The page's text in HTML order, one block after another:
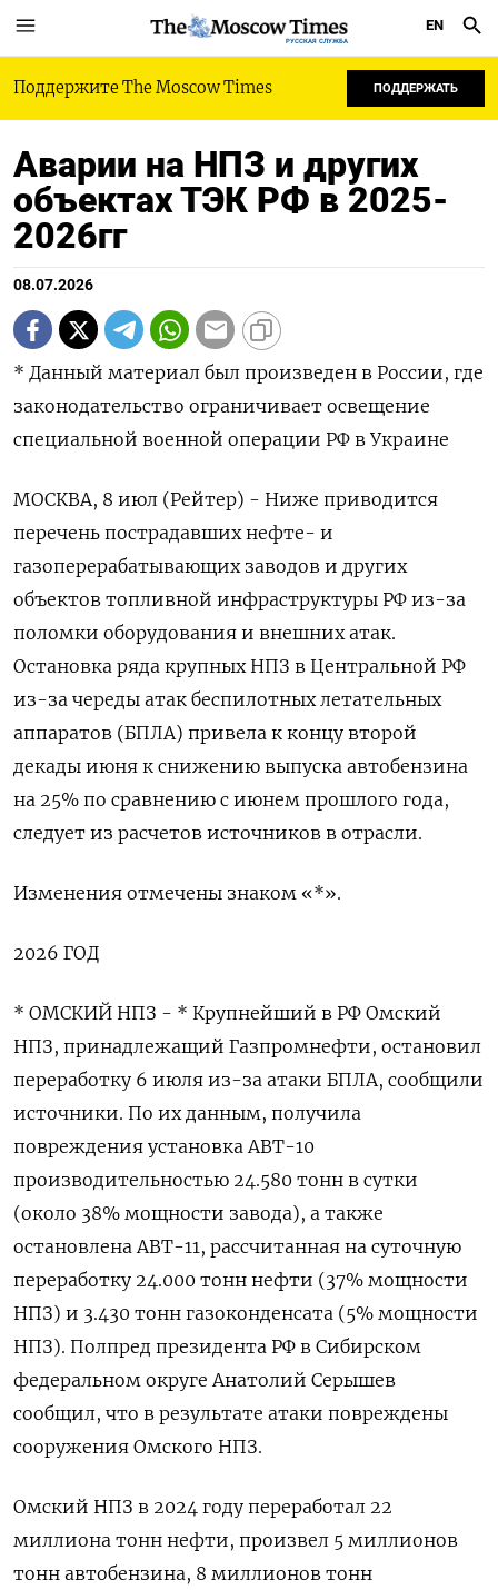
РУССКАЯ СЛУЖБА
EN
Поддержите The Moscow Times ПОДДЕРЖАТЬ
Аварии на НПЗ и других
объектах ТЭК РФ в 2025-
2026гг
08.07.2026
* Данный материал был произведен в России, где
законодательство ограничивает освещение
специальной военной операции РФ в Украине
МОСКВА, 8 июл (Рейтер) - Ниже приводится
перечень пострадавших нефте- и
газоперерабатывающих заводов и других
объектов топливной инфраструктуры РФ из-за
поломки оборудования и внешних атак.
Остановка ряда крупных НПЗ в Центральной РФ
из-за череды атак беспилотных летательных
аппаратов (БПЛА) привела к концу второй
декады июня к снижению выпуска автобензина
на 25% по сравнению с июнем прошлого года,
следует из расчетов источников в отрасли.
Изменения отмечены знаком «*».
2026 ГОД
* ОМСКИЙ НПЗ - * Крупнейший в РФ Омский
НПЗ, принадлежащий Газпромнефти, остановил
переработку 6 июля из-за атаки БПЛА, сообщили
источники. По их данным, получила
повреждения установка АВТ-10
производительностью 24.580 тонн в сутки
(около 38% мощности завода), а также
остановлена АВТ-11, рассчитанная на суточную
переработку 24.000 тонн нефти (37% мощности
НПЗ) и 3.430 тонн газоконденсата (5% мощности
НПЗ). Полпред президента РФ в Сибирском
федеральном округе Анатолий Серышев
сообщил, что в результате атаки повреждены
сооружения Омского НПЗ.
Омский НПЗ в 2024 году переработал 22
миллиона тонн нефти, произвел 5 миллионов
тонн автобензина, 8 миллионов тонн